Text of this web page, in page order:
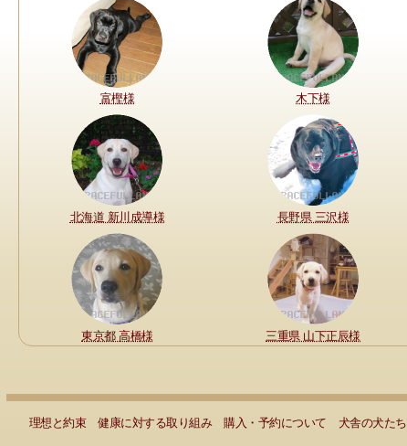
富樫様 木下様
北海道 新川成導様 長野県 三沢様
東京都 高橋様 三重県 山下正辰様
理想と約束 健康に対する取り組み 購入・予約について 犬舎の犬たち